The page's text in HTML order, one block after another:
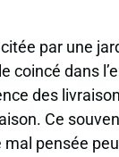
par une
coincé dans
des
Ce
mal pensée